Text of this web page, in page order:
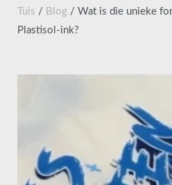
Tuis / Blog / Wat is die unieke
Plastisol-ink?